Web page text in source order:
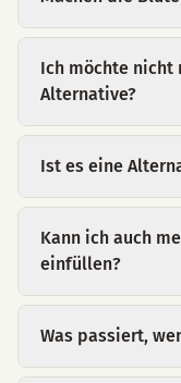
Ich möchte nicht
Alternative?
Ist es eine
Kann ich auch
einfüllen?
Was passiert,